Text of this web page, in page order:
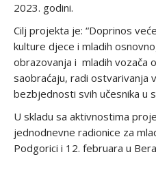
2023. godini.
Cilj projekta je: “Doprinos
kulture djece i mladih
obrazovanja i mladih vozača
saobraćaju, radi ostvarivanja
bezbjednosti svih učesnika u
U skladu sa aktivnostima
jednodnevne radionice za
Podgorici i 12. februara u